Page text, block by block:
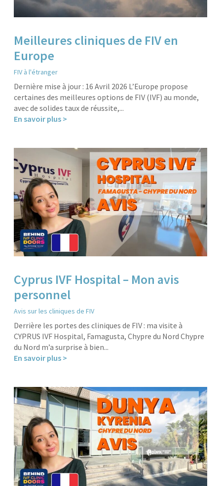
Meilleures cliniques de FIV en
Europe
FIV à l'étranger
Dernière mise à jour : 16 Avril 2026 L’Europe propose
certaines des meilleures options de FIV (IVF) au monde,
avec de solides taux de réussite,...
En savoir plus >
Cyprus IVF Hospital – Mon avis
personnel
Avis sur les cliniques de FIV
Derrière les portes des cliniques de FIV : ma visite à
CYPRUS IVF Hospital, Famagusta, Chypre du Nord Chypre
du Nord m’a surprise à bien...
En savoir plus >